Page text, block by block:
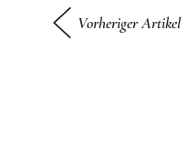
Vorheriger Artikel